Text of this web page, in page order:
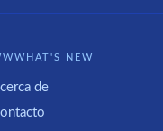
NEW
de